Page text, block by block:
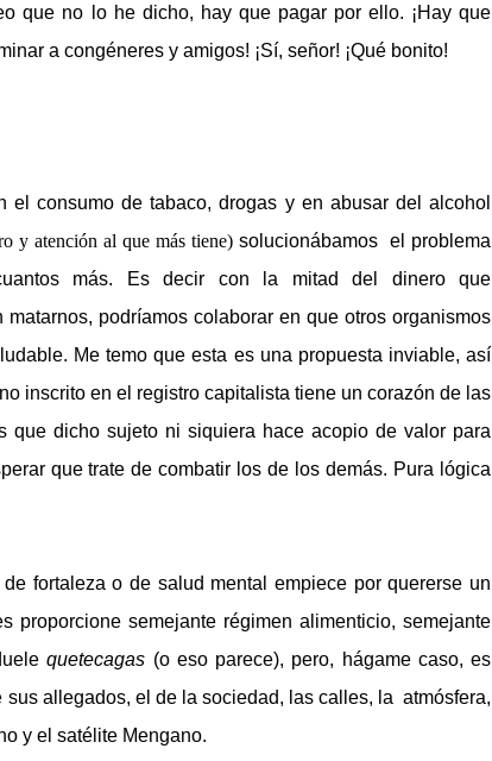
que no lo he dicho, hay que pagar por ello. ¡Hay que
a congéneres y amigos! ¡Sí, señor! ¡Qué bonito!
consumo de tabaco, drogas y en abusar del alcohol
y atención al que más tiene) solucionábamos el problema
más. Es decir con la mitad del dinero que
podríamos colaborar en que otros organismos
Me temo que esta es una propuesta inviable, así
inscrito en el registro capitalista tiene un corazón de las
que dicho sujeto ni siquiera hace acopio de valor para
que trate de combatir los de los demás. Pura lógica
fortaleza o de salud mental empiece por quererse un
semejante régimen alimenticio, semejante
quetecagas (o eso parece), pero, hágame caso, es
allegados, el de la sociedad, las calles, la atmósfera,
y el satélite Mengano.